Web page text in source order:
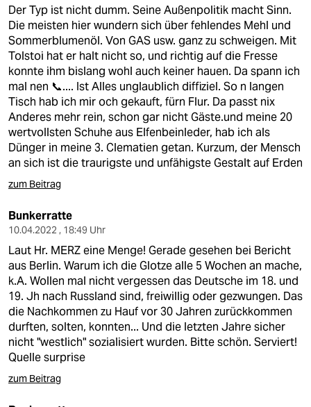
Der Typ ist nicht dumm. Seine Außenpolitik macht Sinn.
Die meisten hier wundern sich über fehlendes Mehl und
Sommerblumenöl. Von GAS usw. ganz zu schweigen. Mit
Tolstoi hat er halt nicht so, und richtig auf die Fresse
konnte ihm bislang wohl auch keiner hauen. Da spann ich
mal nen 📞.... Ist Alles unglaublich diffiziel. So n langen
Tisch hab ich mir och gekauft, fürn Flur. Da passt nix
Anderes mehr rein, schon gar nicht Gäste.und meine 20
wertvollsten Schuhe aus Elfenbeinleder, hab ich als
Dünger in meine 3. Clematien getan. Kurzum, der Mensch
an sich ist die traurigste und unfähigste Gestalt auf Erden
zum Beitrag
Bunkerratte
10.04.2022 , 18:49 Uhr
Laut Hr. MERZ eine Menge! Gerade gesehen bei Bericht
aus Berlin. Warum ich die Glotze alle 5 Wochen an mache,
k.A. Wollen mal nicht vergessen das Deutsche im 18. und
19. Jh nach Russland sind, freiwillig oder gezwungen. Das
die Nachkommen zu Hauf vor 30 Jahren zurückkommen
durften, solten, konnten... Und die letzten Jahre sicher
nicht "westlich" sozialisiert wurden. Bitte schön. Serviert!
Quelle surprise
zum Beitrag